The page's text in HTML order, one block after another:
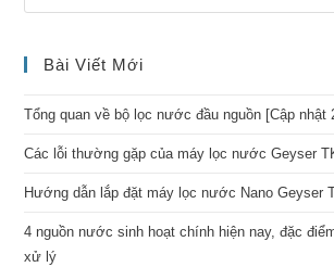
Bài Viết Mới
Tổng quan về bộ lọc nước đầu nguồn [Cập nhật
Các lỗi thường gặp của máy lọc nước Geyser
Hướng dẫn lắp đặt máy lọc nước Nano Geyser
4 nguồn nước sinh hoạt chính hiện nay, đặc
xử lý